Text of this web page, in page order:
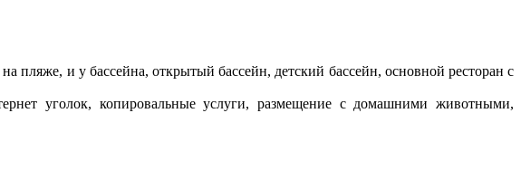
пляже, и у бассейна, открытый бассейн, детский бассейн, основной ресторан с
уголок, копировальные услуги, размещение с домашними животными,